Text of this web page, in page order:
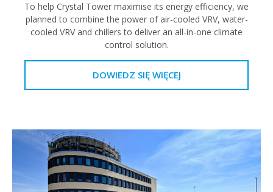
To help Crystal Tower maximise its energy efficiency, we
planned to combine the power of air-cooled VRV, water-
cooled VRV and chillers to deliver an all-in-one climate
control solution.
DOWIEDZ SIĘ WIĘCEJ